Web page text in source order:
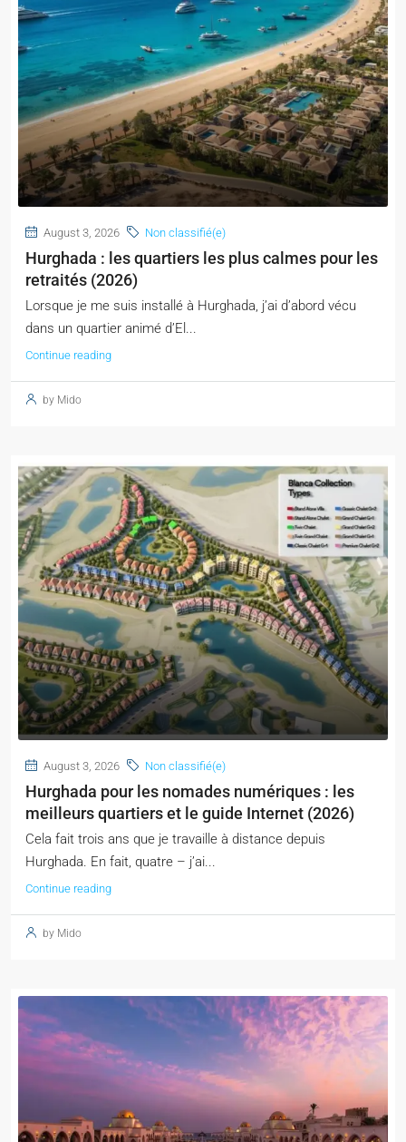
August 3, 2026 Non classifié(e)
Hurghada : les quartiers les plus calmes pour les
retraités (2026)
Lorsque je me suis installé à Hurghada, j’ai d’abord vécu
dans un quartier animé d’El...
Continue reading
by Mido
August 3, 2026 Non classifié(e)
Hurghada pour les nomades numériques : les
meilleurs quartiers et le guide Internet (2026)
Cela fait trois ans que je travaille à distance depuis
Hurghada. En fait, quatre – j’ai...
Continue reading
by Mido